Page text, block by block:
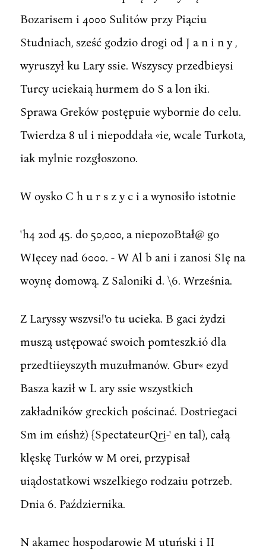
Bozarisem i 4000 Sulitów przy Piąciu
Studniach, sześć godzio drogi od J a n i n y ,
wyruszył ku Lary ssie. Wszyscy przedbieysi
Turcy uciekaią hurmem do S a lon iki.
Sprawa Greków postępuie wybornie do celu.
Twierdza 8 ul i niepoddała «ie, wcale Turkota,
iak mylnie rozgłoszono.
W oysko C h u r s z y c i a wynosiło istotnie
'h4 2od 45. do 50,000, a niepozoBtał@ go
WIęcey nad 6000. - W Al b ani i zanosi SIę na
woynę domową. Z Saloniki d. \6. Września.
Z Laryssy wszvsi!'o tu ucieka. B gaci żydzi
muszą ustępować swoich pomteszk.ió dla
przedtiieyszyth muzułmanów. Gbur« ezyd
Basza kaził w L ary ssie wszystkich
zakładników greckich pościnać. Dostriegaci
Sm im eńshż) {SpectateurQri-' en tal), całą
klęskę Turków w M orei, przypisał
uiądostatkowi wszelkiego rodzaiu potrzeb.
Dnia 6. Października.
N akamec hospodarowie M utuński i II